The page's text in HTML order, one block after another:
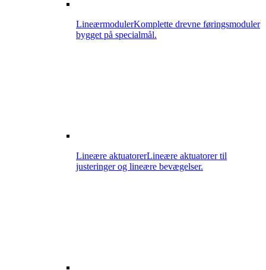
LineærmodulerKomplette drevne føringsmoduler
bygget på specialmål.
Lineære aktuatorerLineære aktuatorer til
justeringer og lineære bevægelser.